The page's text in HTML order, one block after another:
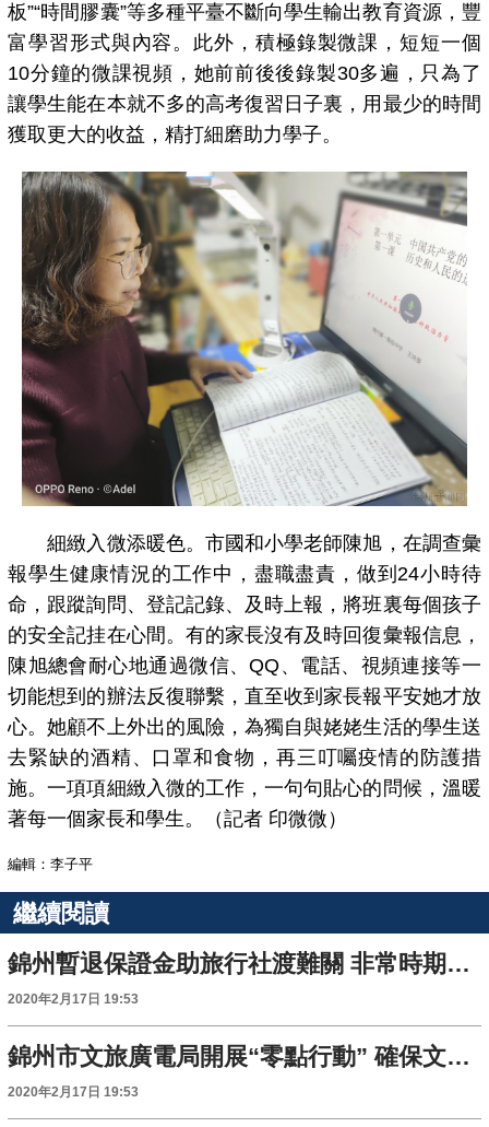
板”“時間膠囊”等多種平臺不斷向學生輸出教育資源，豐
富學習形式與內容。此外，積極錄製微課，短短一個
10分鐘的微課視頻，她前前後後錄製30多遍，只為了
讓學生能在本就不多的高考復習日子裏，用最少的時間
獲取更大的收益，精打細磨助力學子。
細緻入微添暖色。市國和小學老師陳旭，在調查彙
報學生健康情況的工作中，盡職盡責，做到24小時待
命，跟蹤詢問、登記記錄、及時上報，將班裏每個孩子
的安全記挂在心間。有的家長沒有及時回復彙報信息，
陳旭總會耐心地通過微信、QQ、電話、視頻連接等一
切能想到的辦法反復聯繫，直至收到家長報平安她才放
心。她顧不上外出的風險，為獨自與姥姥生活的學生送
去緊缺的酒精、口罩和食物，再三叮囑疫情的防護措
施。一項項細緻入微的工作，一句句貼心的問候，溫暖
著每一個家長和學生。（記者 印微微）
編輯：李子平
繼續閱讀
錦州暫退保證金助旅行社渡難關 非常時期一次辦結
2020年2月17日 19:53
錦州市文旅廣電局開展“零點行動” 確保文娛場所全部關停
2020年2月17日 19:53